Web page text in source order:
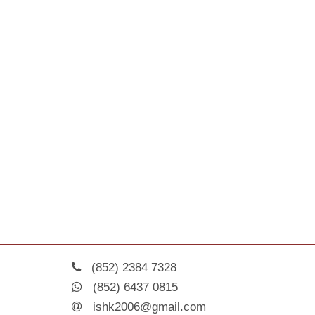
(852) 2384 7328
(852) 6437 0815
ishk2006@gmail.com